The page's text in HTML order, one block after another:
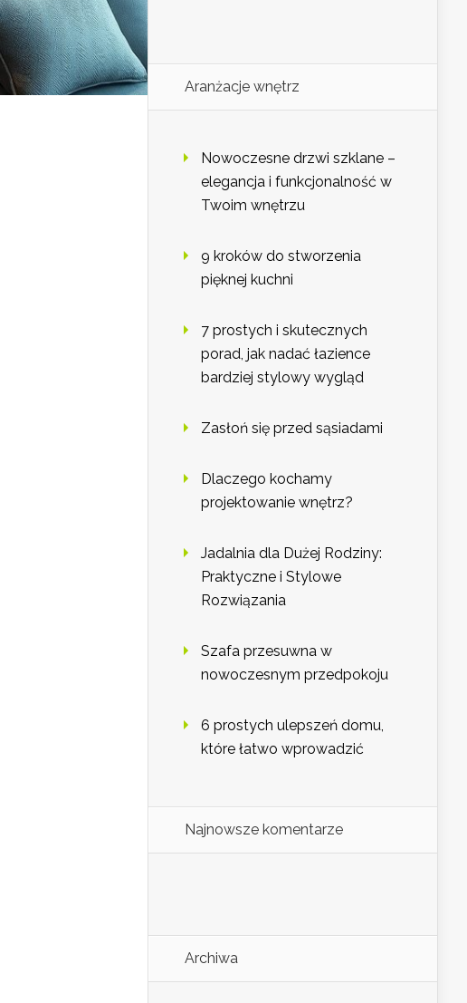
Aranżacje wnętrz
Nowoczesne drzwi szklane –
elegancja i funkcjonalność w
Twoim wnętrzu
9 kroków do stworzenia
pięknej kuchni
7 prostych i skutecznych
porad, jak nadać łazience
bardziej stylowy wygląd
Zasłoń się przed sąsiadami
Dlaczego kochamy
projektowanie wnętrz?
Jadalnia dla Dużej Rodziny:
Praktyczne i Stylowe
Rozwiązania
Szafa przesuwna w
nowoczesnym przedpokoju
6 prostych ulepszeń domu,
które łatwo wprowadzić
Najnowsze komentarze
Archiwa